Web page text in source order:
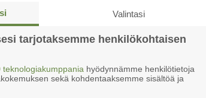
Valintasi
tarjotaksemme henkilökohtaisen
teknologiakumppania hyödynnämme henkilötietoja
sekä kohdentaaksemme sisältöä ja